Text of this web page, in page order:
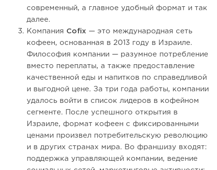
современный, а главное удобный формат и так
далее.
Компания Cofix — это международная сеть
кофеен, основанная в 2013 году в Израиле.
Философия компании — разумное потребление
вместо переплаты, а также предоставление
качественной еды и напитков по справедливой
и выгодной цене. За три года работы, компании
удалось войти в список лидеров в кофейном
сегменте. После успешного открытия в
Израиле, формат кофеен с фиксированными
ценами произвел потребительскую революцию
и в других странах мира. Во франшизу входят:
поддержка управляющей компании, ведение